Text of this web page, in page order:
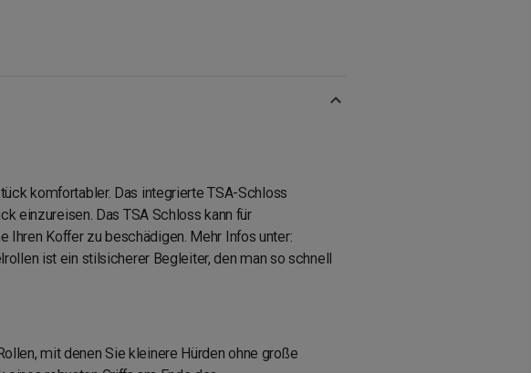
komfortabler. Das integrierte TSA-Schloss
einzureisen. Das TSA Schloss kann für
Ihren Koffer zu beschädigen. Mehr Infos unter:
ist ein stilsicherer Begleiter, den man so schnell
mit denen Sie kleinere Hürden ohne große